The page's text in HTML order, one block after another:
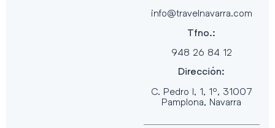
info@travelnavarra.com
Tfno.:
948 26 84 12
Dirección:
C. Pedro I, 1, 1º, 31007
Pamplona, Navarra